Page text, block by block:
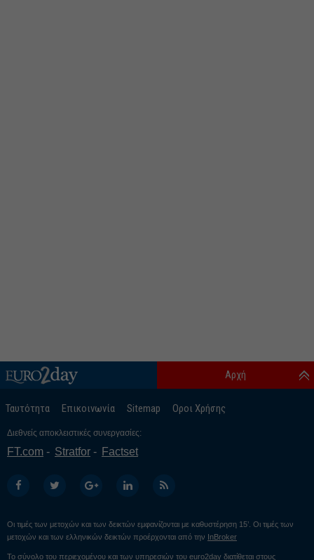
Ταυτότητα Επικοινωνία Sitemap Οροι Χρήσης
Αρχή
Διεθνείς αποκλειστικές συνεργασίες:
FT.com Stratfor Factset
Οι τιμές των μετοχών και των δεικτών εμφανίζονται με καθυστέρηση 15’. Οι τιμές των
μετοχών και των ελληνικών δεικτών προέρχονται από την InBroker
Το σύνολο του περιεχομένου και των υπηρεσιών του euro2day διατίθεται στους